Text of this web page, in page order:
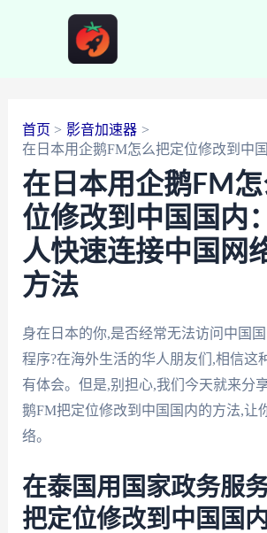
首页
影音加速器
在日本用企鹅FM怎么把定位修改到中
在日本用企鹅FM
位修改到中国国内
人快速连接中国网
方法
身在日本的你,是否经常无法访问中国
程序?在海外生活的华人朋友们,相信这
有体会。但是,别担心,我们今天就来分
鹅FM把定位修改到中国国内的方法,让
络。
在泰国用国家政务服
把定位修改到中国国内